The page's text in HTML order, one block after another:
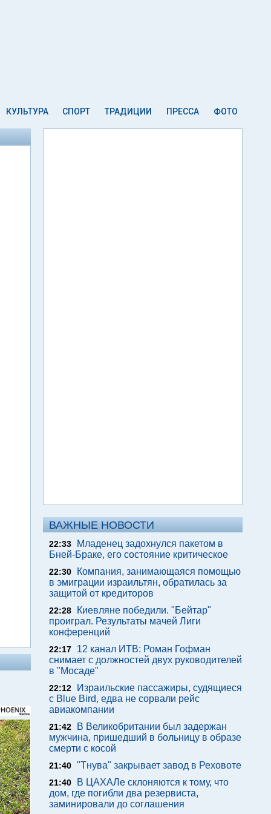
КУЛЬТУРА СПОРТ ТРАДИЦИИ ПРЕССА ФОТО
ВАЖНЫЕ НОВОСТИ
22:33
Младенец задохнулся пакетом в
Бней-Браке, его состояние критическое
22:30
Компания, занимающаяся помощью
в эмиграции израильтян, обратилась за
защитой от кредиторов
22:28
Киевляне победили. "Бейтар"
проиграл. Результаты мачей Лиги
конференций
22:17
12 канал ИТВ: Роман Гофман
снимает с должностей двух руководителей
в "Мосаде"
22:12
Израильские пассажиры, судящиеся
с Blue Bird, едва не сорвали рейс
авиакомпании
21:42
В Великобритании был задержан
мужчина, пришедший в больницу в образе
смерти с косой
21:40 "Тнува" закрывает завод в Реховоте
21:40
В ЦАХАЛе склоняются к тому, что
дом, где погибли два резервиста,
заминировали до соглашения